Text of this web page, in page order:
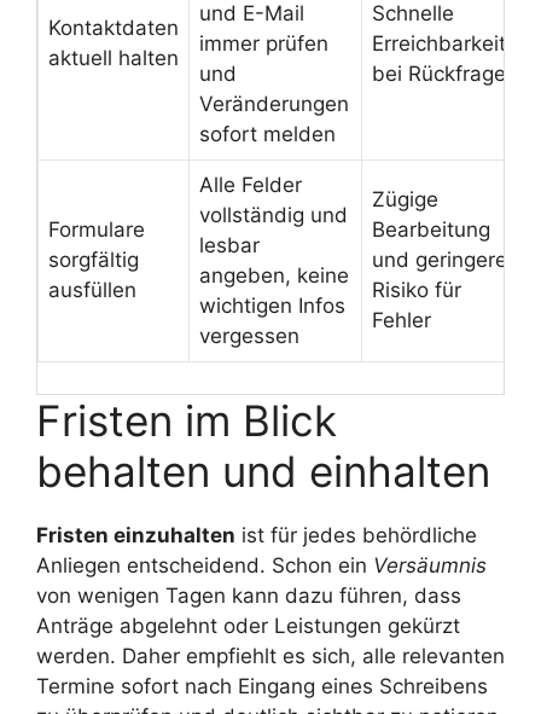
Kontaktdaten
aktuell halten
und E-Mail
immer prüfen
und
Veränderungen
sofort melden
Schnelle
Erreichbarkeit
bei Rückfragen
Formulare
sorgfältig
ausfüllen
Alle Felder
vollständig und
lesbar
angeben, keine
wichtigen Infos
vergessen
Zügige
Bearbeitung
und geringeres
Risiko für
Fehler
Fristen im Blick
behalten und einhalten
Fristen einzuhalten ist für jedes behördliche
Anliegen entscheidend. Schon ein Versäumnis
von wenigen Tagen kann dazu führen, dass
Anträge abgelehnt oder Leistungen gekürzt
werden. Daher empfiehlt es sich, alle relevanten
Termine sofort nach Eingang eines Schreibens